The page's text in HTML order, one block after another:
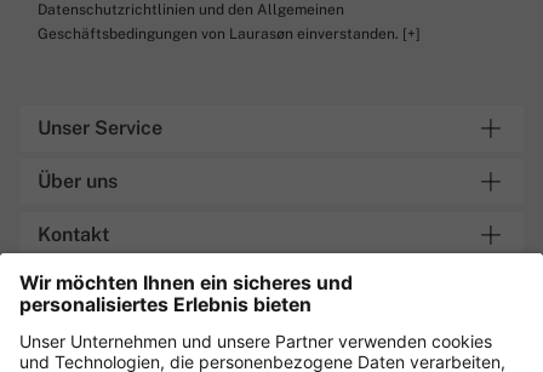
Datenschutzrichtlinien und den Allgemeinen
Geschäftsbedingungen von Laurasøn einverstanden. [+]
Unser Service
Über uns
Kontakt
Lieferung an Packstation